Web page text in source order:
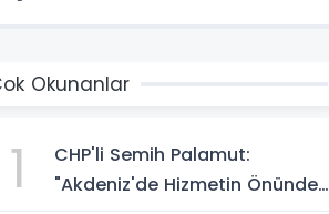
Okunanlar
1
CHP'li Semih Palamut:
"Akdeniz'de Hizmetin Önündeki